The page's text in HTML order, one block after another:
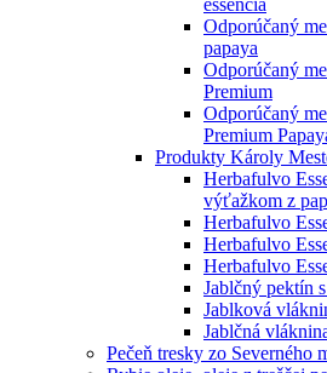
essencia
Odporúčaný
papaya
Odporúčaný
Premium
Odporúčaný
Premium
Produkty Károly
Herbafulvo
výťažkom z
Herbafulvo
Herbafulvo
Herbafulvo
Jablčný pektín
Jablková
Jablčná
Pečeň tresky zo Severného